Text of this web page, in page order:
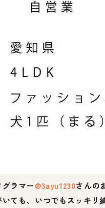
ラマー@3ayu1230さんの
ても、いつでもスッキリ